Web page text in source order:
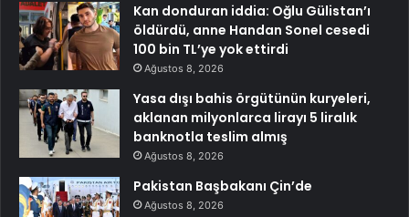
Kan donduran iddia: Oğlu Gülistan’ı
öldürdü, anne Handan Sonel cesedi
100 bin TL’ye yok ettirdi
Ağustos 8, 2026
Yasa dışı bahis örgütünün kuryeleri,
aklanan milyonlarca lirayı 5 liralık
banknotla teslim almış
Ağustos 8, 2026
Pakistan Başbakanı Çin’de
Ağustos 8, 2026